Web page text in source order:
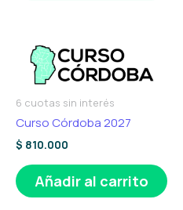
6 cuotas sin interés
Curso Córdoba 2027
$ 810.000
Añadir al carrito